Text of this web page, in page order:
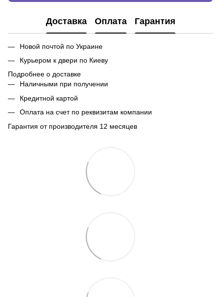
Доставка Оплата Гарантия
Новой почтой по Украине
Курьером к двери по Киеву
Подробнее о доставке
Наличными при получении
Кредитной картой
Оплата на счет по реквизитам компании
Гарантия от производителя 12 месяцев